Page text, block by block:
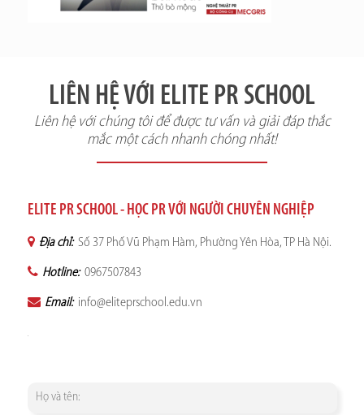
LIÊN HỆ VỚI ELITE PR SCHOOL
Liên hệ với chúng tôi để được tư vấn và giải đáp thắc
mắc một cách nhanh chóng nhất!
ELITE PR SCHOOL - HỌC PR VỚI NGƯỜI CHUYÊN NGHIỆP
Địa chỉ: Số 37 Phố Vũ Phạm Hàm, Phường Yên Hòa, TP Hà Nội.
Hotline: 0967507843
Email: info@eliteprschool.edu.vn